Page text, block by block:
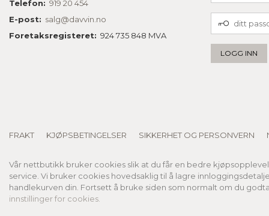
Telefon: 919 20 454
E-post: salg@davvin.no
Foretaksregisteret: 924 735 848 MVA
PASSORD
FRAKT KJØPSBETINGELSER SIKKERHET OG PERSONVERN
Vår nettbutikk bruker cookies slik at du får en bedre
service. Vi bruker cookies hovedsaklig til å lagre
handlekurven din. Fortsett å bruke siden som normalt om du
innstillinger for cookies.